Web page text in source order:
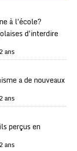
à l'école?
d'interdire
ans
a de nouveaux
ans
perçus en
ans